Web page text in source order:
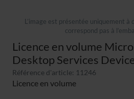
L’image est présentée uniquement à
correspond pas à
Licence en volume
Desktop Services
Référence d'article: 11246
Licence en volume